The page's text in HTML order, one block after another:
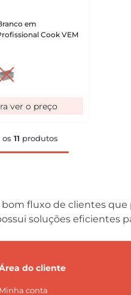
em
Cook VEM
os 11 produtos
fluxo de clientes
soluções eficientes
do cliente
Minha conta